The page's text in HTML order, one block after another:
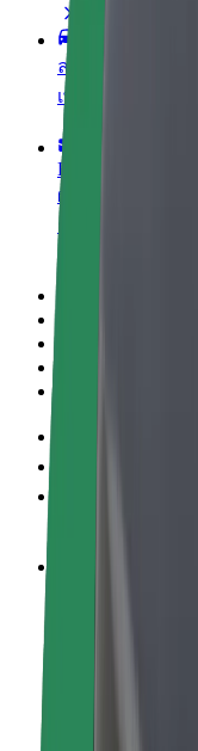
ลงทะเบียนเป็นเจ้
เพิ่มรายได้ด้วย
Bolt for Business
ผลิตภัณฑ์และบริ
ธุรกิจของคุณ